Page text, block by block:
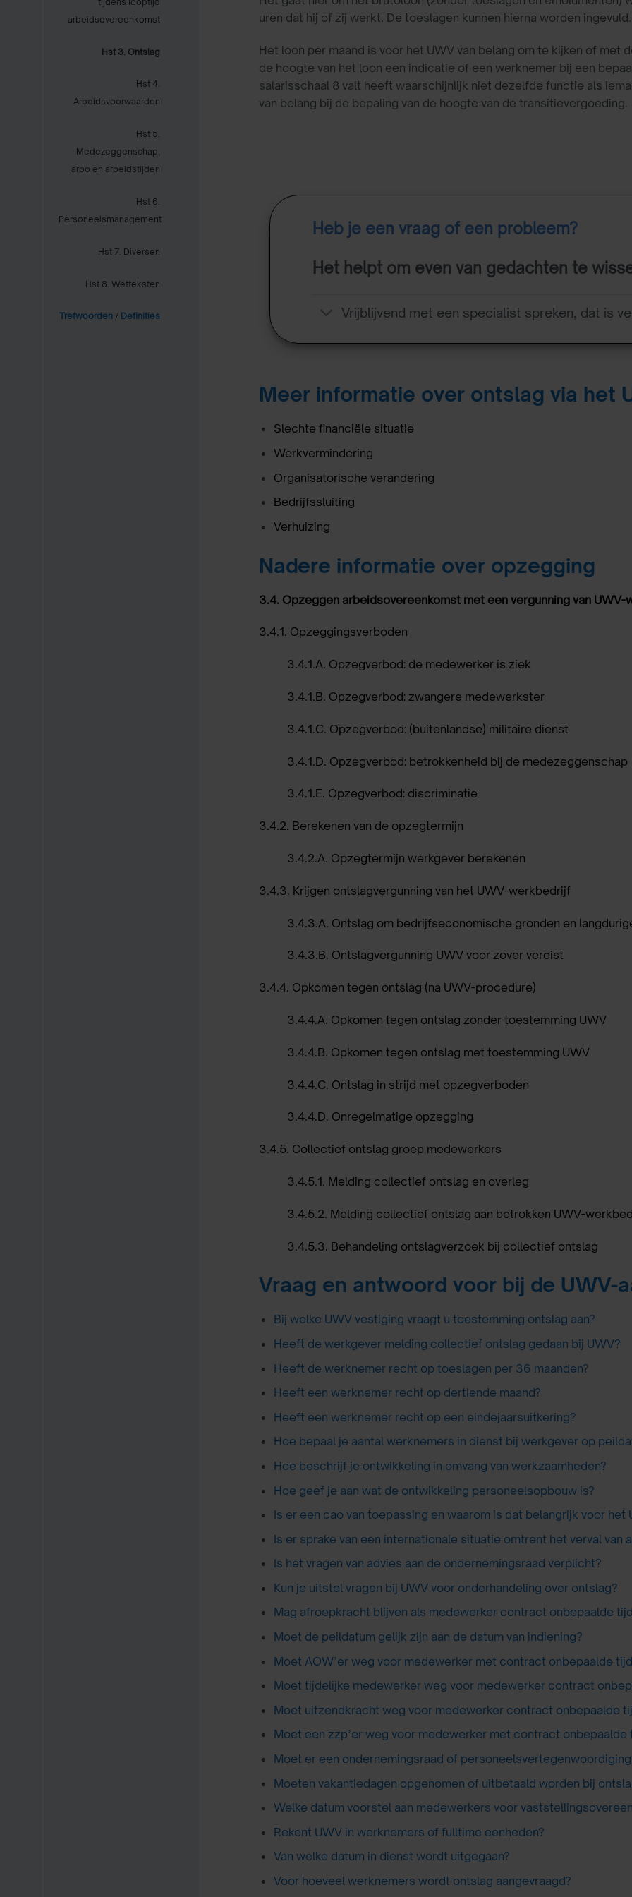
arbeidsovereenkomst
Hst 3. Ontslag
Hst 4.
Arbeidsvoorwaarden
Hst 5.
Medezeggenschap,
arbo en arbeidstijden
Hst 6.
Personeelsmanagement
Hst 7. Diversen
Hst 8. Wetteksten
Trefwoorden / Definities
uren dat hij of zij werkt. De toeslagen kunnen hierna worden ingevuld.
Het loon per maand is voor het UWV van belang om te kijken of met
de hoogte van het loon een indicatie of een werknemer bij een
salarisschaal 8 valt heeft waarschijnlijk niet dezelfde functie als
van belang bij de bepaling van de hoogte van de transitievergoeding.
Heb je een vraag of een probleem?
Het helpt om even van gedachten te
Vrijblijvend met een specialist spreken, dat is
Meer informatie over ontslag via het
Slechte financiële situatie
Werkvermindering
Organisatorische verandering
Bedrijfssluiting
Verhuizing
Nadere informatie over opzegging
3.4. Opzeggen arbeidsovereenkomst met een vergunning van
3.4.1. Opzeggingsverboden
3.4.1.A. Opzegverbod: de medewerker is ziek
3.4.1.B. Opzegverbod: zwangere medewerkster
3.4.1.C. Opzegverbod: (buitenlandse) militaire dienst
3.4.1.D. Opzegverbod: betrokkenheid bij de medezeggenschap
3.4.1.E. Opzegverbod: discriminatie
3.4.2. Berekenen van de opzegtermijn
3.4.2.A. Opzegtermijn werkgever berekenen
3.4.3. Krijgen ontslagvergunning van het UWV-werkbedrijf
3.4.3.A. Ontslag om bedrijfseconomische gronden en
3.4.3.B. Ontslagvergunning UWV voor zover vereist
3.4.4. Opkomen tegen ontslag (na UWV-procedure)
3.4.4.A. Opkomen tegen ontslag zonder toestemming UWV
3.4.4.B. Opkomen tegen ontslag met toestemming UWV
3.4.4.C. Ontslag in strijd met opzegverboden
3.4.4.D. Onregelmatige opzegging
3.4.5. Collectief ontslag groep medewerkers
3.4.5.1. Melding collectief ontslag en overleg
3.4.5.2. Melding collectief ontslag aan betrokken UWV-
3.4.5.3. Behandeling ontslagverzoek bij collectief ontslag
Vraag en antwoord voor bij de UWV-
Bij welke UWV vestiging vraagt u toestemming ontslag aan?
Heeft de werkgever melding collectief ontslag gedaan bij UWV?
Heeft de werknemer recht op toeslagen per 36 maanden?
Heeft een werknemer recht op dertiende maand?
Heeft een werknemer recht op een eindejaarsuitkering?
Hoe bepaal je aantal werknemers in dienst bij werkgever op
Hoe beschrijf je ontwikkeling in omvang van werkzaamheden?
Hoe geef je aan wat de ontwikkeling personeelsopbouw is?
Is er een cao van toepassing en waarom is dat belangrijk voor het
Is er sprake van een internationale situatie omtrent het verval van
Is het vragen van advies aan de ondernemingsraad verplicht?
Kun je uitstel vragen bij UWV voor onderhandeling over ontslag?
Mag afroepkracht blijven als medewerker contract onbepaalde
Moet de peildatum gelijk zijn aan de datum van indiening?
Moet AOW’er weg voor medewerker met contract onbepaalde
Moet tijdelijke medewerker weg voor medewerker contract
Moet uitzendkracht weg voor medewerker contract onbepaalde
Moet een zzp’er weg voor medewerker met contract onbepaalde
Moet er een ondernemingsraad of
Moeten vakantiedagen opgenomen of uitbetaald worden bij
Welke datum voorstel aan medewerkers voor
Rekent UWV in werknemers of fulltime eenheden?
Van welke datum in dienst wordt uitgegaan?
Voor hoeveel werknemers wordt ontslag aangevraagd?